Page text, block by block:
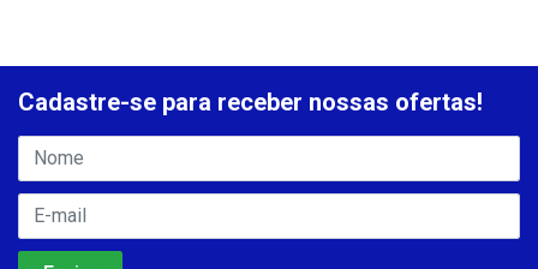
Cadastre-se para receber nossas ofertas!